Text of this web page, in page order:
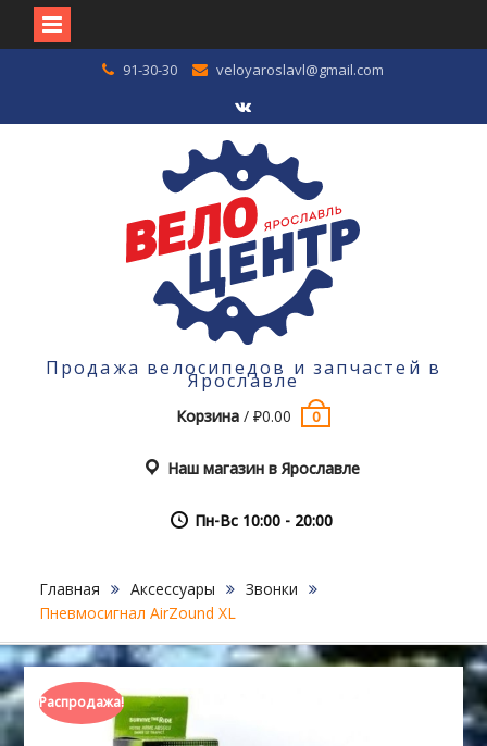
91-30-30 veloyaroslavl@gmail.com
VK
Продажа велосипедов и запчастей в
Ярославле
Корзина /₽0.00 0
Наш магазин в Ярославле
Пн-Вс 10:00 - 20:00
Главная Аксессуары
Звонки
Пневмосигнал AirZound XL
Распродажа!